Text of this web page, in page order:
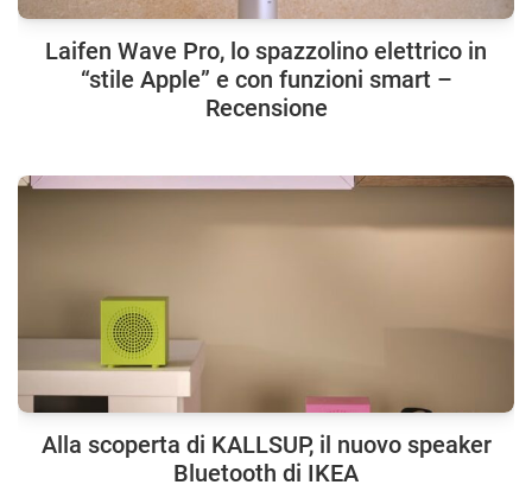
Laifen Wave Pro, lo spazzolino elettrico in
“stile Apple” e con funzioni smart –
Recensione
Alla scoperta di KALLSUP, il nuovo speaker
Bluetooth di IKEA